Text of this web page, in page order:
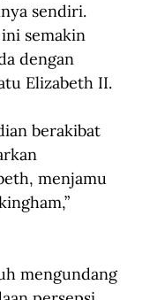
sendiri.
semakin
dengan
Elizabeth II.
berakibat
menjamu
mengundang